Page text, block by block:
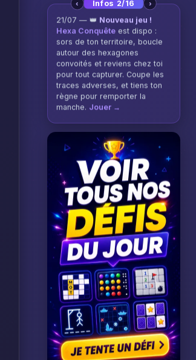
‹ Infos 2/16 ›
21/07 — 👑 Nouveau jeu !
Hexa Conquête est dispo :
sors de ton territoire, boucle
autour des hexagones
convoités et reviens chez toi
pour tout capturer. Coupe les
traces adverses, et tiens ton
règne pour remporter la
manche. Jouer →